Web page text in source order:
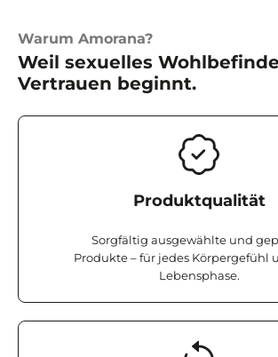
Warum Amorana?
Weil sexuelles
Vertrauen beginnt.
Produktqualität
Sorgfältig ausgewählte und
Produkte – für jedes Körpergefühl
Lebensphase.